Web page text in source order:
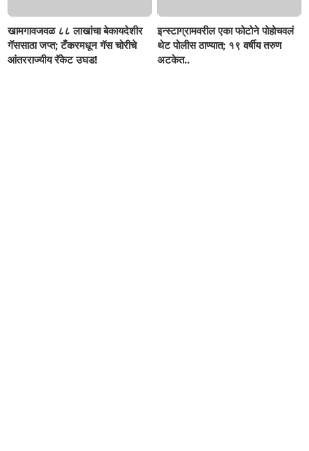
खामगावजवळ ८८ लाखांचा बेकायदेशीर
गॅससाठा जप्त; टँकरमधून गॅस चोरीचे
आंतरराज्यीय रॅकेट उघड!
इन्स्टाग्रामवरील एका फोटोने पोहोचवलं
थेट पोलीस ठाण्यात; १९ वर्षीय तरुण
अटकेत..